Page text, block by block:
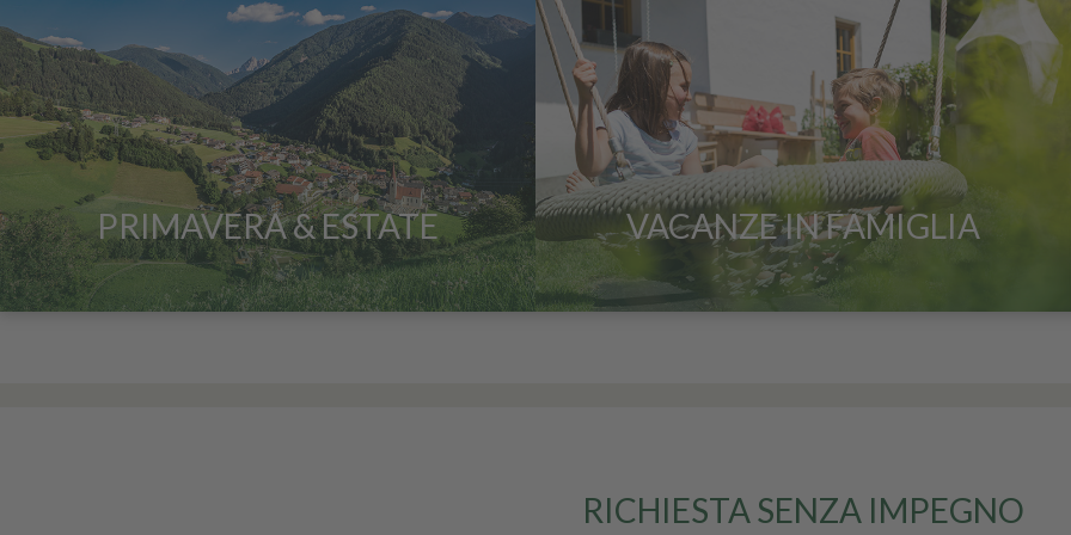
PRIMAVERA & ESTATE VACANZE IN FAMIGLIA
RICHIESTA SENZA IMPEGNO